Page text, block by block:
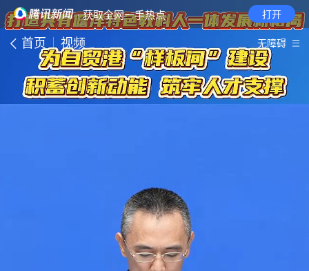
· 获取全网一手热点 打开
首页 视频 无障碍